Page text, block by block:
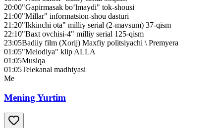
20:00"Gapirmasak bo‘lmaydi" tok-shousi
21:00"Millar" informatsion-shou dasturi
21:20"Ikkinchi ota" milliy serial (2-mavsum) 37-qism
22:10"Baxt ovchisi-4" milliy serial 125-qism
23:05Badiiy film (Xorij) Maxfiy politsiyachi \ Premyera
01:05"Melodiya" klip ALLA
01:05Musiqa
01:05Telekanal madhiyasi
Me
Mening Yurtim